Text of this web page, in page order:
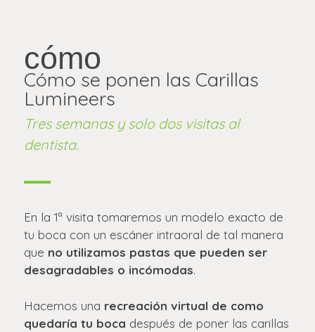
cómo
Cómo se ponen las Carillas
Lumineers
Tres semanas y solo dos visitas al
dentista.
En la 1ª visita tomaremos un modelo exacto de
tu boca con un escáner intraoral de tal manera
que no utilizamos pastas que pueden ser
desagradables o incómodas.
Hacemos una recreación virtual de como
quedaría tu boca después de poner las carillas